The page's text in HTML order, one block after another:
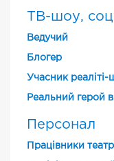
ТВ-шоу,
Ведучий
Блогер
Учасник реаліті-
Реальний герой
Персонал
Працівники